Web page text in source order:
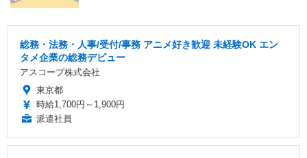
総務・法務・人事/受付/事務 アニメ好き歓迎 未経験OK エン
タメ企業の総務デビュー
アスコープ株式会社
東京都
時給1,700円～1,900円
派遣社員